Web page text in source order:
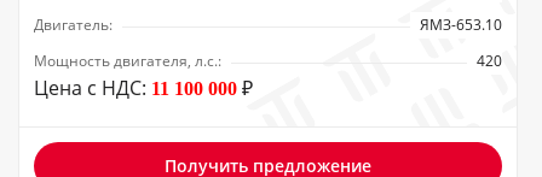
Двигатель:
ЯМЗ-653.10
Мощность двигателя, л.с.:
420
Цена с НДС: 11 100 000 ₽
Получить предложение